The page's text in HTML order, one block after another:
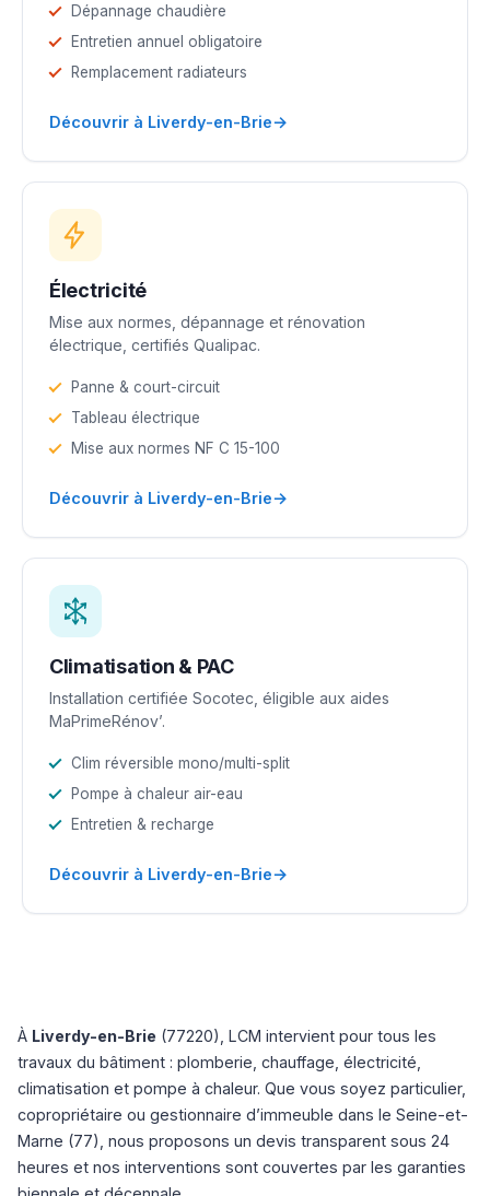
Dépannage chaudière
Entretien annuel obligatoire
Remplacement radiateurs
Découvrir à Liverdy-en-Brie→
Électricité
Mise aux normes, dépannage et rénovation
électrique, certifiés Qualipac.
Panne & court-circuit
Tableau électrique
Mise aux normes NF C 15-100
Découvrir à Liverdy-en-Brie→
Climatisation & PAC
Installation certifiée Socotec, éligible aux aides
MaPrimeRénov’.
Clim réversible mono/multi-split
Pompe à chaleur air-eau
Entretien & recharge
Découvrir à Liverdy-en-Brie→
À Liverdy-en-Brie (77220), LCM intervient pour tous les
travaux du bâtiment : plomberie, chauffage, électricité,
climatisation et pompe à chaleur. Que vous soyez particulier,
copropriétaire ou gestionnaire d’immeuble dans le Seine-et-
Marne (77), nous proposons un devis transparent sous 24
heures et nos interventions sont couvertes par les garanties